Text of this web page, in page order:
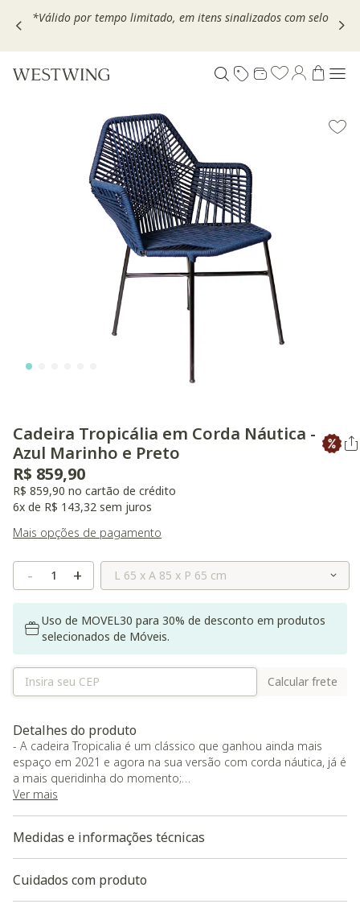
*Válido por tempo limitado, em itens sinalizados com selo
Cadeira Tropicália em Corda Náutica -
Azul Marinho e Preto
R$ 859,90
R$ 859,90 no cartão de crédito
6x de R$ 143,32 sem juros
Mais opções de pagamento
- + Selecione o Tamanho
Uso de MOVEL30 para 30% de desconto em produtos
selecionados de Móveis.
Calcular frete
Detalhes do produto
- A cadeira Tropicalia é um clássico que ganhou ainda mais
espaço em 2021 e agora na sua versão com corda náutica, já é
a mais queridinha do momento;
- O produto não é resistente a intempéries, pode ser utilizado
- Carga Máxima: 150kg
- O produto será entregue montado
- Garantia do fornecedor de 365 dias contra defeitos de
Ver mais
Medidas e informações técnicas
Cuidados com produto